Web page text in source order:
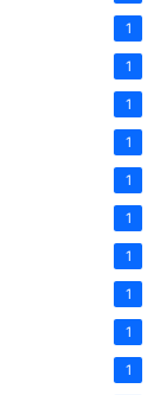
1
1
1
1
1
1
1
1
1
1